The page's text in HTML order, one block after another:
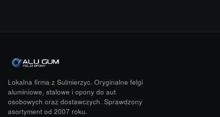
Lokalna firma z Sulmierzyc. Oryginalne felgi
aluminiowe, stalowe i opony do aut
osobowych oraz dostawczych. Sprawdzony
asortyment od 2007 roku.